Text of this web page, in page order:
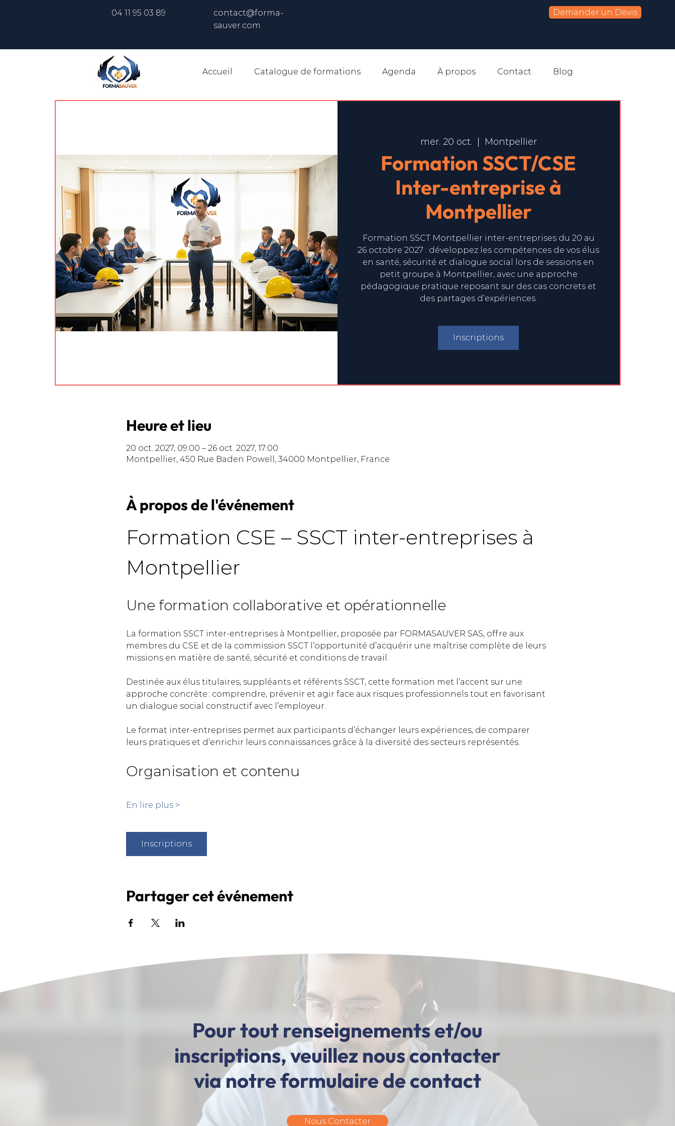
04 11 95 03 89
contact@forma-
sauver.com
Demander un Devis
Accueil Catalogue de formations Agenda À propos Contact Blog
mer. 20 oct. Montpellier
Formation SSCT/CSE
Inter-entreprise à
Montpellier
Formation SSCT Montpellier inter-entreprises du 20 au
26 octobre 2027 : développez les compétences de vos élus
en santé, sécurité et dialogue social lors de sessions en
petit groupe à Montpellier, avec une approche
pédagogique pratique reposant sur des cas concrets et
des partages d’expériences.
Inscriptions
Heure et lieu
20 oct. 2027, 09:00 – 26 oct. 2027, 17:00
Montpellier, 450 Rue Baden Powell, 34000 Montpellier, France
À propos de l'événement
Formation CSE – SSCT inter-entreprises à
Montpellier
Une formation collaborative et opérationnelle
La formation SSCT inter-entreprises à Montpellier, proposée par FORMASAUVER SAS, offre aux
membres du CSE et de la commission SSCT l’opportunité d’acquérir une maîtrise complète de leurs
missions en matière de santé, sécurité et conditions de travail.
Destinée aux élus titulaires, suppléants et référents SSCT, cette formation met l’accent sur une
approche concrète : comprendre, prévenir et agir face aux risques professionnels tout en favorisant
un dialogue social constructif avec l’employeur.
Le format inter-entreprises permet aux participants d’échanger leurs expériences, de comparer
leurs pratiques et d’enrichir leurs connaissances grâce à la diversité des secteurs représentés.
Organisation et contenu
En lire plus >
Inscriptions
Partager cet événement
Pour tout renseignements et/ou
inscriptions, veuillez nous contacter
via notre formulaire de contact
Nous Contacter